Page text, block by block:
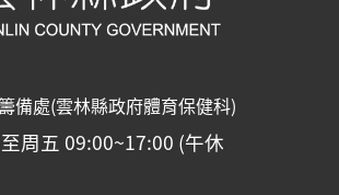
備處(雲林縣政府體育保健科)
周五 09:00~17:00 (午休